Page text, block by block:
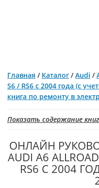
Главная / Каталог /Audi /
S6 / RS6 с 2004 года (с
книга по ремонту в
Показать содержание
ОНЛАЙН
AUDI A6
RS6 С 2004